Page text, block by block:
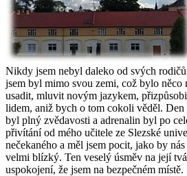
Nikdy jsem nebyl daleko od svých
jsem byl mimo svou zemi, což bylo něco
usadit, mluvit novým jazykem,
lidem, aniž bych o tom cokoli věděl. Den
byl plný zvědavosti a adrenalin byl po
přivítání od mého učitele ze Slezské
nečekaného a měl jsem pocit, jako by
velmi blízký. Ten veselý úsměv na její
uspokojení, že jsem na bezpečném místě.